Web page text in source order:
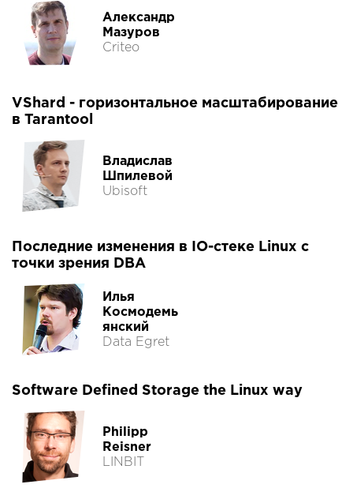
Александр
Мазуров
Criteo
VShard - горизонтальное масштабирование
в Tarantool
Владислав
Шпилевой
Ubisoft
Последние изменения в IO-стеке Linux с
точки зрения DBA
Илья
Космодемь
янский
Data Egret
Software Defined Storage the Linux way
Philipp
Reisner
LINBIT